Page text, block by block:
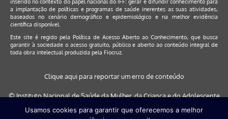
inserido no contexto do papel nacional do IFF: gerar e difundir conhecimento para
a implantação de políticas e programas de saúde inerentes as suas atividades,
baseados no cenário demográfico e epidemiológico e na melhor evidência
científica disponível.
Este site é regido pela Política de Acesso Aberto ao Conhecimento, que busca
garantir à sociedade o acesso gratuito, público e aberto ao conteúdo integral de
toda obra intelectual produzida pela Fiocruz.
Clique aqui para reportar um erro de conteúdo
© Instituto Nacional de Saúde da Mulher, da Criança e do Adolescente
Usamos cookies para garantir que oferecemos a melhor